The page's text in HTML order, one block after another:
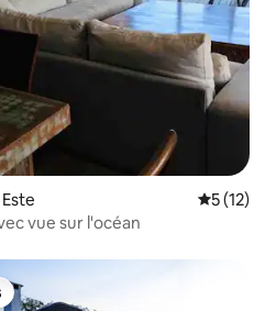
5 (12)
vue sur l'océan